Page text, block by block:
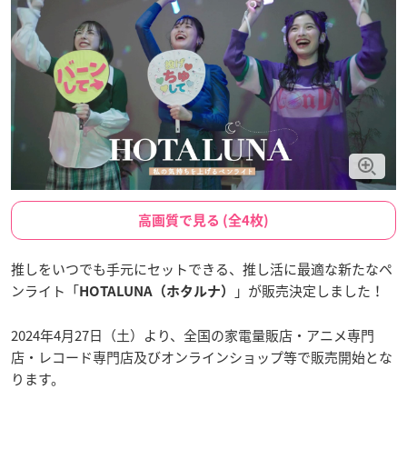
高画質で見る (全4枚)
推しをいつでも手元にセットできる、推し活に最適な新たなペ
ンライト「HOTALUNA（ホタルナ） 」が販売決定しました！
2024年4月27日（土）より、全国の家電量販店・アニメ専門
店・レコード専門店及びオンラインショップ等で販売開始とな
ります。